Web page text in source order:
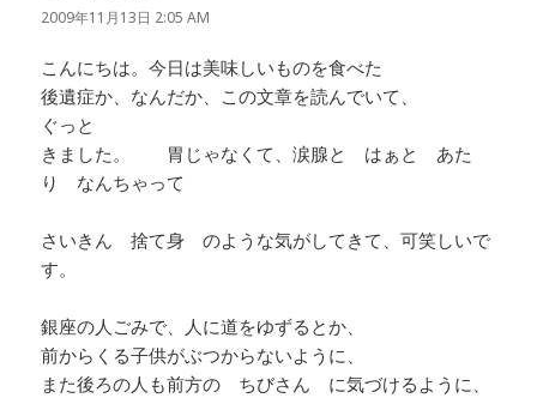
り:
2009年11月13日 2:05 AM
こんにちは。今日は美味しいものを食べた
後遺症か、なんだか、この文章を読んでいて、
ぐっと
きました。 胃じゃなくて、涙腺と はぁと あた
り なんちゃって
さいきん 捨て身 のような気がしてきて、可笑しいで
す。
銀座の人ごみで、人に道をゆずるとか、
前からくる子供がぶつからないように、
また後ろの人も前方の ちびさん に気づけるように、